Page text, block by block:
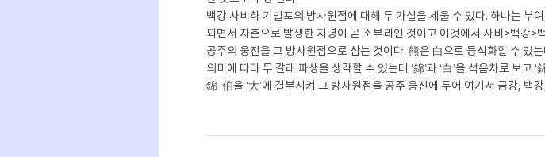
백강 사비하 기벌포의 방사원점에 대해 두 가설을 세울 수 있다. 하나는
되면서 자촌으로 발생한 지명이 곧 소부리인 것이고 이것에서 사비>백강
공주의 웅진을 그 방사원점으로 삼는 것이다. 熊은 白으로 등식화할 수 있
의미에 따라 두 갈래 파생을 생각할 수 있는데 ‘錦’과 ‘白’을 석음차로 보
錦-伯을 ‘大’에 결부시켜 그 방사원점을 공주 웅진에 두어 여기서 금강,